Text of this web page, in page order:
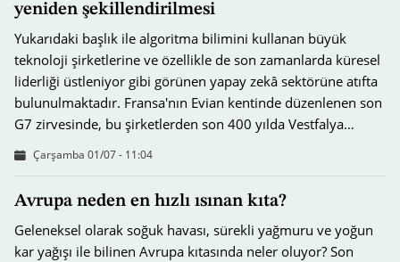
yeniden şekillendirilmesi
Yukarıdaki başlık ile algoritma bilimini kullanan büyük
teknoloji şirketlerine ve özellikle de son zamanlarda küresel
liderliği üstleniyor gibi görünen yapay zekâ sektörüne atıfta
bulunulmaktadır. Fransa'nın Evian kentinde düzenlenen son
G7 zirvesinde, bu şirketlerden son 400 yılda Vestfalya…
Çarşamba 01/07 - 11:04
Avrupa neden en hızlı ısınan kıta?
Geleneksel olarak soğuk havası, sürekli yağmuru ve yoğun
kar yağışı ile bilinen Avrupa kıtasında neler oluyor? Son